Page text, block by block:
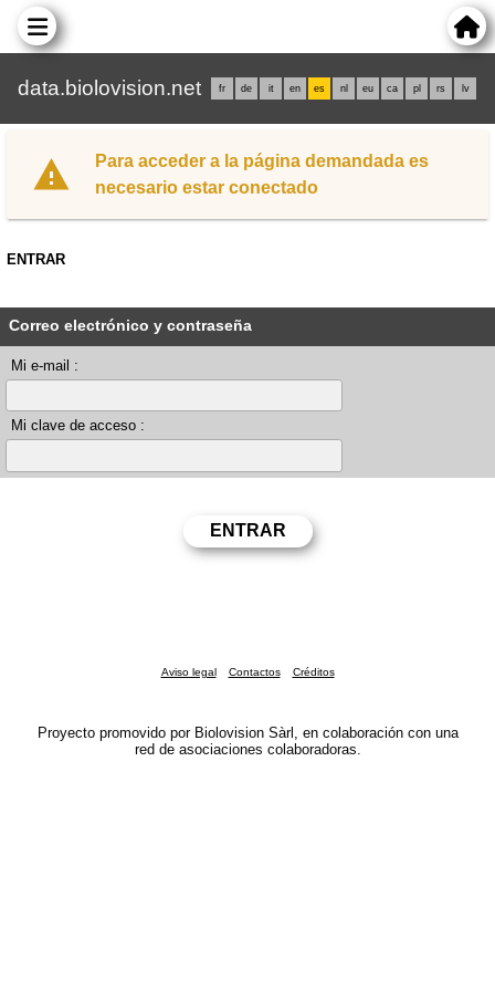
data.biolovision.net fr de it en es nl eu ca pl rs lv
Para acceder a la página demandada es
necesario estar conectado
ENTRAR
Correo electrónico y contraseña
Mi e-mail :
Mi clave de acceso :
Aviso legal Contactos Créditos
Proyecto promovido por Biolovision Sàrl, en colaboración con una
red de asociaciones colaboradoras.